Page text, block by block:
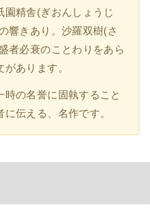
園精舎(ぎおんしょうじ
響きあり。沙羅双樹(さ
者必衰のことわりをあら
あります。
の名誉に固執すること
伝える、名作です。